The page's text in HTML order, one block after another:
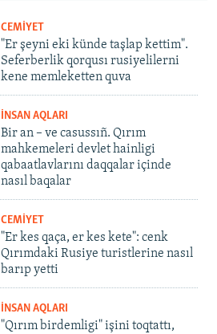
CEMİYET
"Er şeyni eki künde taşlap kettim".
Seferberlik qorqusı rusiyelilerni
kene memleketten quva
İNSAN AQLARI
Bir an – ve casussıñ. Qırım
mahkemeleri devlet hainligi
qabaatlavlarını daqqalar içinde
nasıl baqalar
CEMİYET
"Er kes qaça, er kes kete": cenk
Qırımdaki Rusiye turistlerine nasıl
barıp yetti
İNSAN AQLARI
"Qırım birdemligi" işini toqtattı,